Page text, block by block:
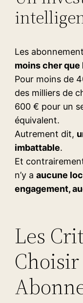
Les
moins cher
Pour moins de
des milliers de
600 € pour un
équivalent.
Autrement dit,
imbattable.
Et
n’y aaucune
engagement,
Les